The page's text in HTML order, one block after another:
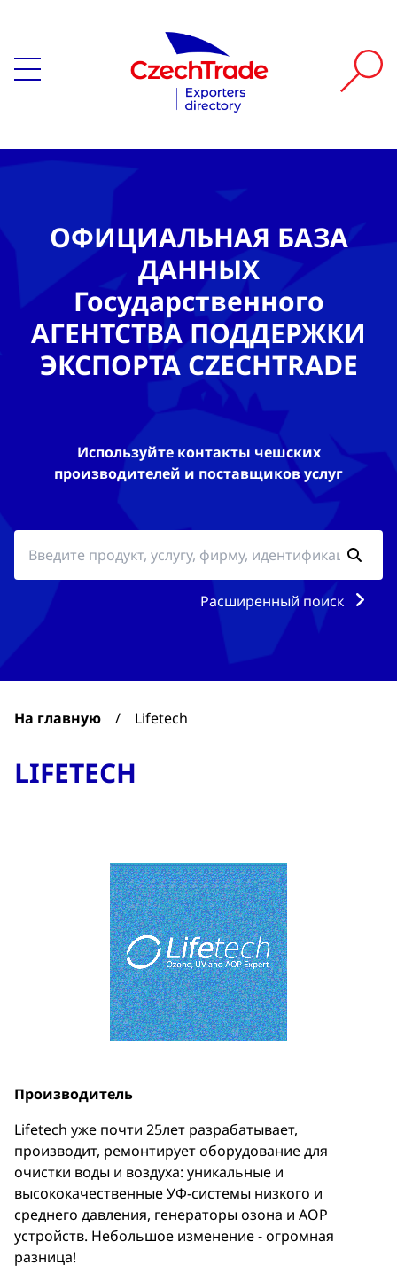
ОФИЦИАЛЬНАЯ БАЗА
ДАННЫХ
Государственного
АГЕНТСТВА ПОДДЕРЖКИ
ЭКСПОРТА CZECHTRADE
Используйте контакты чешских
производителей и поставщиков услуг
Расширенный поиск
На главную / Lifetech
LIFETECH
Производитель
Lifetech уже почти 25лет разрабатывает,
производит, ремонтирует оборудование для
очистки воды и воздуха: уникальные и
высококачественные УФ-системы низкого и
среднего давления, генераторы озона и AOP
устройств. Небольшое изменение - огромная
разница!